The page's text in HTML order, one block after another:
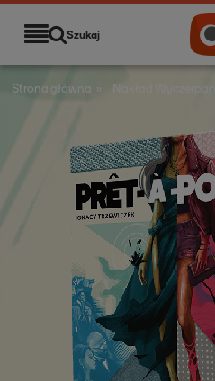
Szukaj
Strona główna » Nakład Wyczerpany